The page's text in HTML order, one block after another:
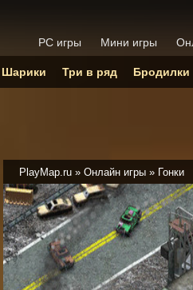
PlayMap.ru » Онлайн игры » Гонки
PC игры Мини игры
Шарики Три в ряд Бродилки